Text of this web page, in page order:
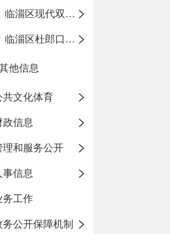
临淄区现代双语学校
临淄区杜郎口小学
他信息
共文化体育
政信息
理和服务公开
事信息
务工作
务公开保障机制